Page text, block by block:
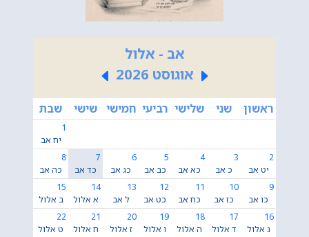
אב - אלול
אוגוסט 2026
ראשון שני שלישי רביעי חמישי שישי שבת
1
יח אב
2
יט אב
3
כ אב
4
כא אב
5
כב אב
6
כג אב
7
כד אב
8
כה אב
9
כו אב
10
כז אב
11
כח אב
12
כט אב
13
ל אב
14
א אלול
15
ב אלול
16
ג אלול
17
ד אלול
18
ה אלול
19
ו אלול
20
ז אלול
21
ח אלול
22
ט אלול